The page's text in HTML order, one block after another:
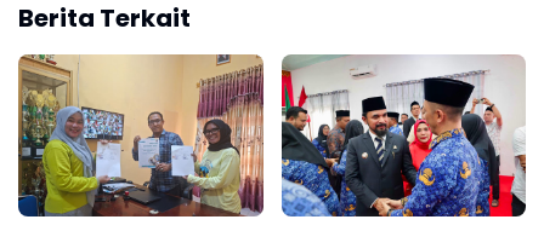
Berita Terkait